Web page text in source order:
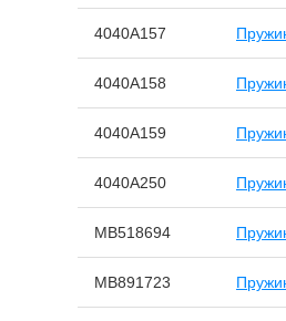
4040A157
4040A158
4040A159
4040A250
MB518694
MB891723